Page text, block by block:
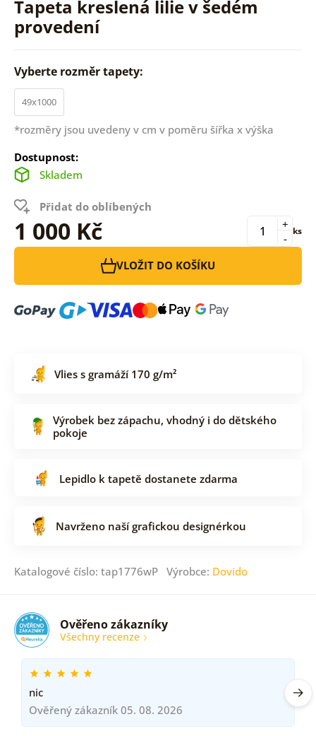
Tapeta kreslená lilie v šedém
provedení
Vyberte rozměr tapety:
49x1000
*rozměry jsou uvedeny v cm v poměru šířka x výška
Dostupnost:
Skladem
Přidat do oblíbených
1 000 Kč -
+ ks
VLOŽIT DO KOŠÍKU
Vlies s gramáží 170 g/m²
Výrobek bez zápachu, vhodný i do dětského
pokoje
Lepidlo k tapetě dostanete zdarma
Navrženo naší grafickou designérkou
Katalogové číslo: tap1776wP Výrobce: Dovido
Ověřeno zákazníky
Všechny recenze
nic
Ověřený zákazník 05. 08. 2026